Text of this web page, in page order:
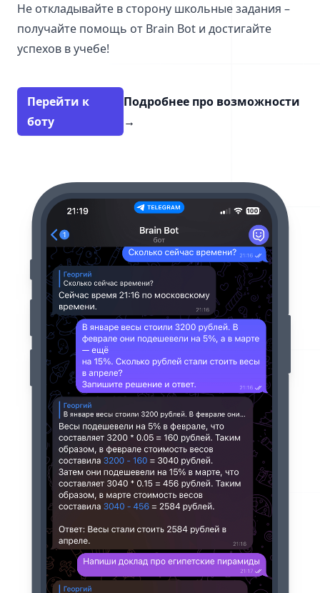
Не откладывайте в сторону школьные задания –
получайте помощь от Brain Bot и достигайте
успехов в учебе!
Перейти к
боту
Подробнее про возможности
→